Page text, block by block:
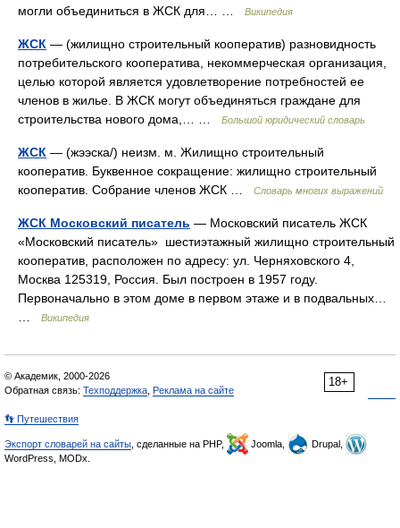
могли объединиться в ЖСК для… …
Википедия
ЖСК — (жилищно строительный кооператив) разновидность
потребительского кооператива, некоммерческая организация,
целью которой является удовлетворение потребностей ее
членов в жилье. В ЖСК могут объединяться граждане для
строительства нового дома,… …
Большой юридический словарь
ЖСК — (жээска/) неизм. м. Жилищно строительный
кооператив. Буквенное сокращение: жилищно строительный
кооператив. Собрание членов ЖСК …
Словарь многих выражений
ЖСК Московский писатель — Московский писатель ЖСК
«Московский писатель» шестиэтажный жилищно строительный
кооператив, расположен по адресу: ул. Черняховского 4,
Москва 125319, Россия. Был построен в 1957 году.
Первоначально в этом доме в первом этаже и в подвальных…
Википедия
18+
© Академик, 2000-2026
Обратная связь: Техподдержка Реклама на сайте
👣 Путешествия
Экспорт словарей на сайты , сделанные на PHP, Joomla,
Drupal,
WordPress, MODx.